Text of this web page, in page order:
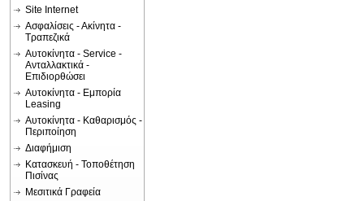
Site Internet
Ασφαλίσεις - Ακίνητα -
Τραπεζικά
Αυτοκίνητα - Service -
Ανταλλακτικά -
Επιδιορθώσει
Αυτοκίνητα - Εμπορία
Leasing
Αυτοκίνητα - Καθαρισμός -
Περιποίηση
Διαφήμιση
Κατασκευή - Τοποθέτηση
Πισίνας
Μεσιτικά Γραφεία